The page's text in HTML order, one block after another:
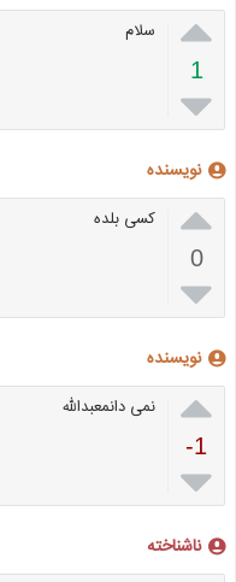

1

سلام
نویسنده

0

کسی بلده
نویسنده

-1

نمی دانمعبدالله
ناشناخته